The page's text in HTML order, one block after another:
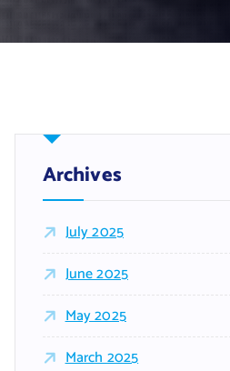
Archives
July 2025
June 2025
May 2025
March 2025